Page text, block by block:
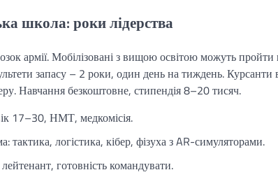
школа: роки лідерства
армії. Мобілізовані з вищою освітою можуть пройти
запасу – 2 роки, один день на тиждень. Курсанти
Навчання безкоштовне, стипендія 8–20 тисяч.
17–30, НМТ, медкомісія.
тактика, логістика, кібер, фізуха з AR-симуляторами.
готовність командувати.